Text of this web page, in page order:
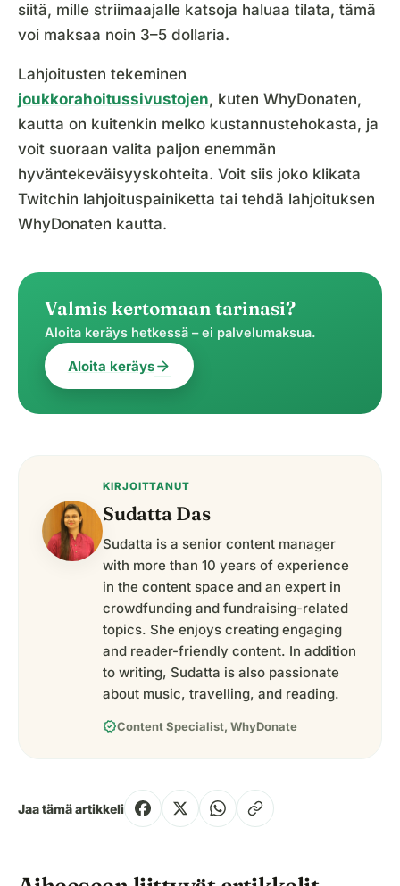
siitä, mille striimaajalle katsoja haluaa tilata, tämä
voi maksaa noin 3–5 dollaria.
Lahjoitusten tekeminen
joukkorahoitussivustojen, kuten WhyDonaten,
kautta on kuitenkin melko kustannustehokasta, ja
voit suoraan valita paljon enemmän
hyväntekeväisyyskohteita. Voit siis joko klikata
Twitchin lahjoituspainiketta tai tehdä lahjoituksen
WhyDonaten kautta.
Valmis kertomaan tarinasi?
Aloita keräys hetkessä – ei palvelumaksua.
Aloita keräysarrow_forward
KIRJOITTANUT
Sudatta Das
Sudatta is a senior content manager
with more than 10 years of experience
in the content space and an expert in
crowdfunding and fundraising-related
topics. She enjoys creating engaging
and reader-friendly content. In addition
to writing, Sudatta is also passionate
about music, travelling, and reading.
verifiedContent Specialist, WhyDonate
Jaa tämä artikkeli